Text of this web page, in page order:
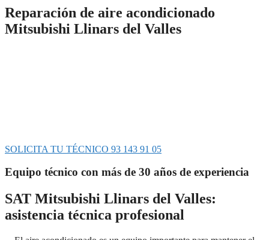
Reparación de aire acondicionado
Mitsubishi Llinars del Valles
SOLICITA TU TÉCNICO 93 143 91 05
Equipo técnico con más de 30 años de experiencia
SAT Mitsubishi Llinars del Valles:
asistencia técnica profesional